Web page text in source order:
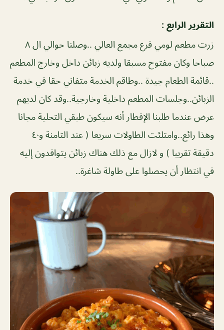
التقرير الرابع :
زرت مطعم لومي فرع مجمع العالي ..وصلنا حوالي ال ٨
صباحا وكان مفتوح مسبقا ولديه زبائن داخل وخارج المطعم
..قائمة الطعام جيدة ..وطاقم الخدمة متفاني حقا في خدمة
الزبائن..وجلسات المطعم داخلية وخارجية..وقد كان لديهم
عرض عندما طلبنا الإفطار أنه سيكون طبقي التحلية مجانا
وهذا رائع..وامتلئت الطاولات سريعا ( عند الثامنة و٤٠
دقيقة تقريبا ) و لازال مع ذلك هناك زبائن يتوافدون إليه
في انتظار أن يحصلوا على طاولة شاغرة..